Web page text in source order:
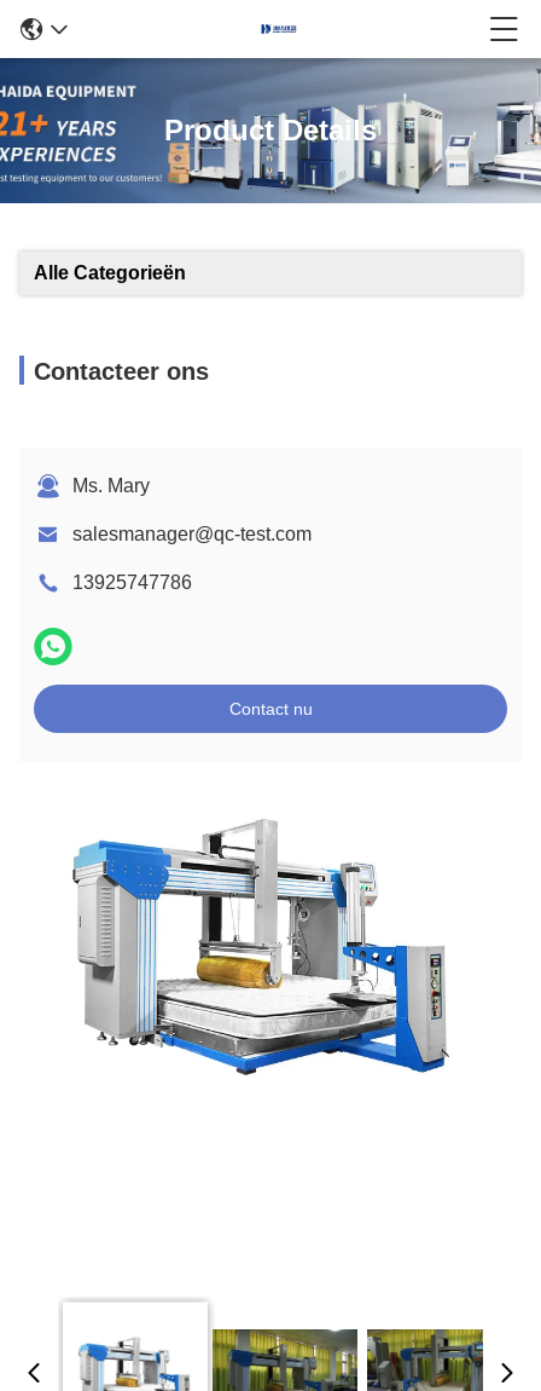
Product Details
Alle Categorieën
Contacteer ons
Ms. Mary
salesmanager@qc-test.com
13925747786
Contact nu